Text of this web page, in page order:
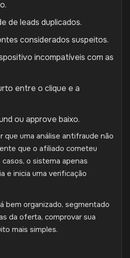
de leads duplicados.
considerados suspeitos.
incompatíveis com as
entre o clique e a
ou approve baixo.
uma análise antifraude não
que o afiliado cometeu
o sistema apenas
e inicia uma verificação
bem organizado, segmentado
da oferta, comprovar sua
mais simples.